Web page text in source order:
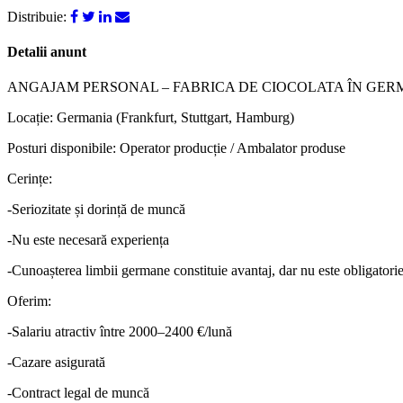
Distribuie:
Detalii anunt
ANGAJAM PERSONAL – FABRICA DE CIOCOLATA ÎN
Locație: Germania (Frankfurt, Stuttgart, Hamburg)
Posturi disponibile: Operator producție / Ambalator produse
Cerințe:
-Seriozitate și dorință de muncă
-Nu este necesară experiența
-Cunoașterea limbii germane constituie avantaj, dar nu este obligatorie
Oferim:
-Salariu atractiv între 2000–2400 €/lună
-Cazare asigurată
-Contract legal de muncă